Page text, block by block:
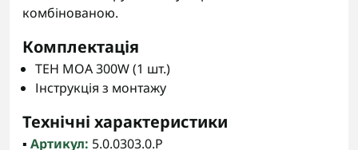
комбінованою.
Комплектація
ТЕН MOA 300W (1 шт.)
Інструкція з монтажу
Технічні характеристики
▪️ Артикул: 5.0.0303.0.P